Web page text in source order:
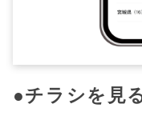
●チラシを見